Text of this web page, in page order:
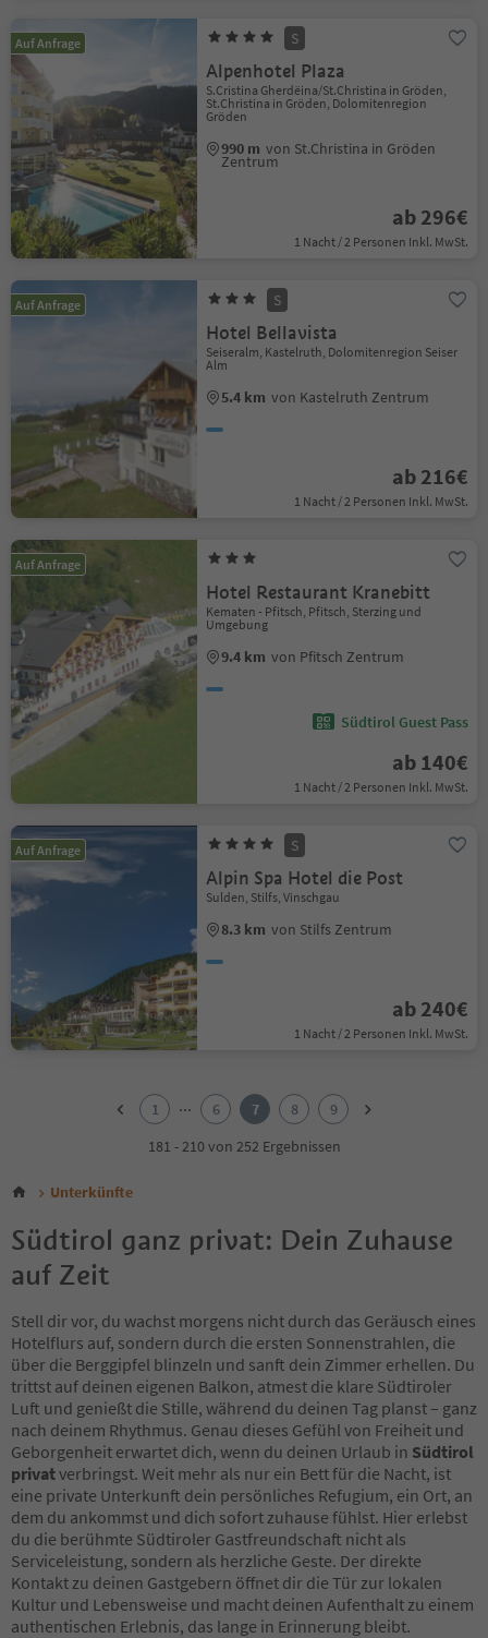
Auf Anfrage S
Alpenhotel Plaza
S.Cristina Gherdëina/St.Christina in Gröden,
St.Christina in Gröden, Dolomitenregion
Gröden
990 m von St.Christina in Gröden
Zentrum
ab 296€
1 Nacht / 2 Personen Inkl. MwSt.
Auf Anfrage S
Hotel Bellavista
Seiseralm, Kastelruth, Dolomitenregion Seiser
Alm
5.4 km von Kastelruth Zentrum
ab 216€
1 Nacht / 2 Personen Inkl. MwSt.
Auf Anfrage
Hotel Restaurant Kranebitt
Kematen - Pfitsch, Pfitsch, Sterzing und
Umgebung
9.4 km von Pfitsch Zentrum
Südtirol Guest Pass
ab 140€
1 Nacht / 2 Personen Inkl. MwSt.
Auf Anfrage S
Alpin Spa Hotel die Post
Sulden, Stilfs, Vinschgau
8.3 km von Stilfs Zentrum
ab 240€
1 Nacht / 2 Personen Inkl. MwSt.
6
8
9
1 ... 6 7 8
9
181 - 210 von 252 Ergebnissen
Unterkünfte
Südtirol ganz privat: Dein Zuhause
auf Zeit
Stell dir vor, du wachst morgens nicht durch das Geräusch eines
Hotelflurs auf, sondern durch die ersten Sonnenstrahlen, die
über die Berggipfel blinzeln und sanft dein Zimmer erhellen. Du
trittst auf deinen eigenen Balkon, atmest die klare Südtiroler
Luft und genießt die Stille, während du deinen Tag planst – ganz
nach deinem Rhythmus. Genau dieses Gefühl von Freiheit und
Geborgenheit erwartet dich, wenn du deinen Urlaub in Südtirol
privatverbringst. Weit mehr als nur ein Bett für die Nacht, ist
eine private Unterkunft dein persönliches Refugium, ein Ort, an
dem du ankommst und dich sofort zuhause fühlst. Hier erlebst
du die berühmte Südtiroler Gastfreundschaft nicht als
Serviceleistung, sondern als herzliche Geste. Der direkte
Kontakt zu deinen Gastgebern öffnet dir die Tür zur lokalen
Kultur und Lebensweise und macht deinen Aufenthalt zu einem
authentischen Erlebnis, das lange in Erinnerung bleibt.